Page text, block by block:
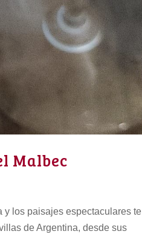
Malbec
y los paisajes espectaculares te
de Argentina, desde sus